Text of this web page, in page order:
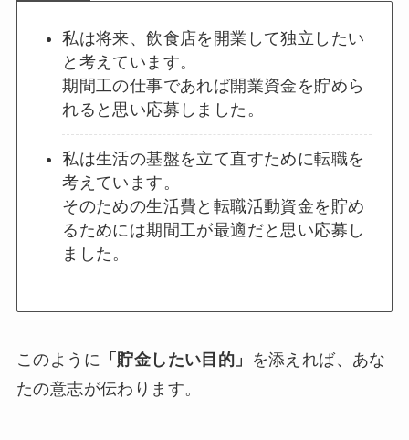
私は将来、飲食店を開業して独立したい
と考えています。
期間工の仕事であれば開業資金を貯めら
れると思い応募しました。
私は生活の基盤を立て直すために転職を
考えています。
そのための生活費と転職活動資金を貯め
るためには期間工が最適だと思い応募し
ました。
このように 「貯金したい目的」
を添えれば、あな
たの意志が伝わります。